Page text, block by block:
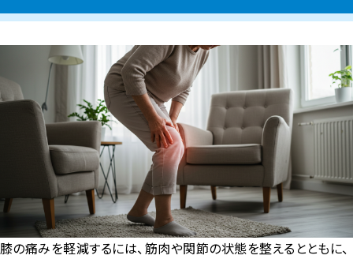
膝の痛みを軽減するには、筋肉や関節の状態を整えるとともに、